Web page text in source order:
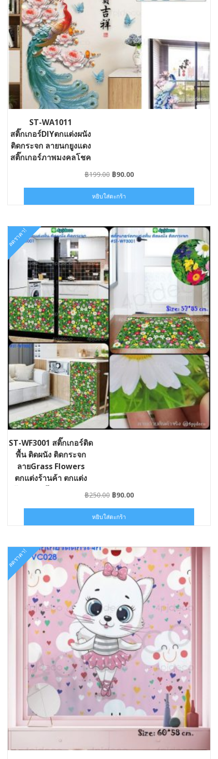
ST-WA1011
สติ๊กเกอร์DIYตกแต่งผนัง
ติดกระจก ลายนกยูงแดง
สติ๊กเกอร์ภาพมงคลโชค
฿199.00 Original
was:
฿199.00.
฿90.00Current
฿90.00.
หยิบใส่ตะกร้า
ลดราคา!
ST-WF3001 สติ๊กเกอร์ติด
พื้น ติดผนัง ติดกระจก
ลายGrass Flowers
ตกแต่งร้านค้า ตกแต่ง
บ้าน คอนโด สำนักงาน฿250.00 Original
was:
฿250.00.
฿90.00Current
฿90.00.
หยิบใส่ตะกร้า
ลดราคา!